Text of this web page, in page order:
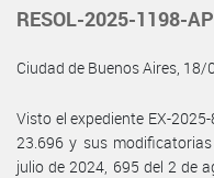
RESOL-2025-1198-
Ciudad de Buenos Aires,
Visto el expediente EX-
23.696 y sus
julio de 2024, 695 del 2 de